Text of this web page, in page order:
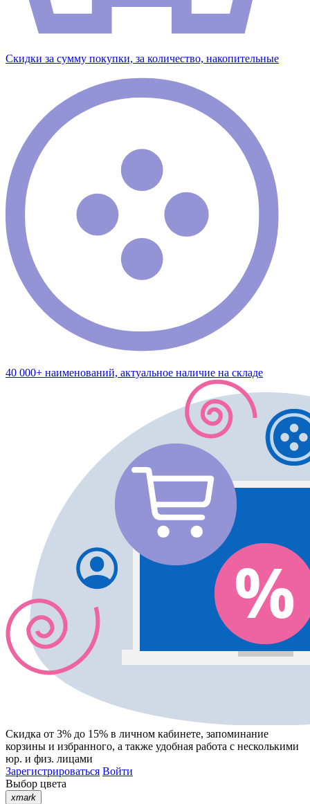
Скидки за сумму покупки, за количество, накопительные
40 000+ наименований, актуальное наличие на складе
Скидка от 3% до 15% в личном кабинете, запоминание
корзины и избранного, а также удобная работа с несколькими
юр. и физ. лицами
Зарегистрироваться Войти
Выбор цвета
xmark